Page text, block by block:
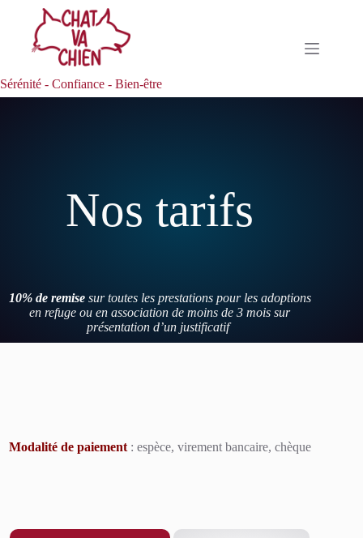
Sérénité - Confiance - Bien-être
Nos tarifs
10% de remisesur toutes les prestations pour les adoptions
en refuge ou en association de moins de 3 mois sur
présentation d’un justificatif
Modalité de paiement: espèce, virement bancaire, chèque